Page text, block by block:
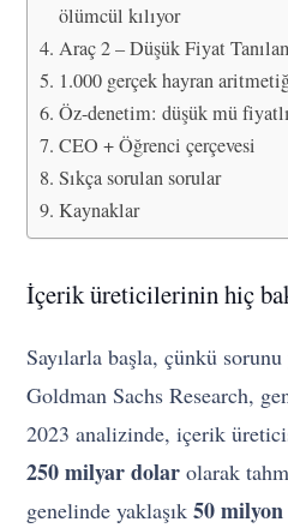
ölümcül kılıyor
Araç 2 – Düşük Fiyat
1.000 gerçek hayran
Öz-denetim: düşük mü
CEO + Öğrenci çerçevesi
Sıkça sorulan sorular
Kaynaklar
İçerik üreticilerinin hiç
Sayılarla başla, çünkü
Goldman Sachs Research,
2023 analizinde, içerik
250 milyar dolar olarak
genelinde yaklaşık50